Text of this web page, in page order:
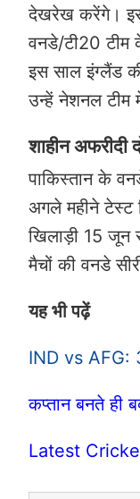
देखरेख करेंगे।
वनडे/टी20 टीम
इस साल इंग्लैंड
उन्हें नेशनल टीम
शाहीन अफरीदी
पाकिस्तान के
अगले महीने टेस्ट
खिलाड़ी 15 जून
मैचों की वनडे
यह भी पढ़ें
IND vs AFG:
कप्तान बनते
Latest